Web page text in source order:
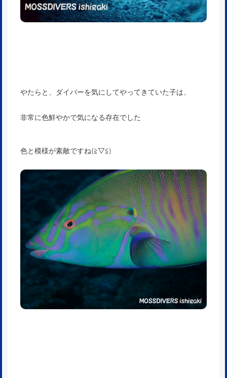
やたらと、ダイバーを気にしてやってきていた子は、
非常に色鮮やかで気になる存在でした
色と模様が素敵ですね(≧▽≦)